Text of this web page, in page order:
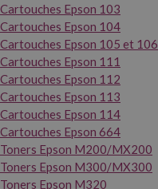
Cartouches Epson 103
Cartouches Epson 104
Cartouches Epson 105 et 106
Cartouches Epson 111
Cartouches Epson 112
Cartouches Epson 113
Cartouches Epson 114
Cartouches Epson 664
Toners Epson M200/MX200
Toners Epson M300/MX300
Toners Epson M320